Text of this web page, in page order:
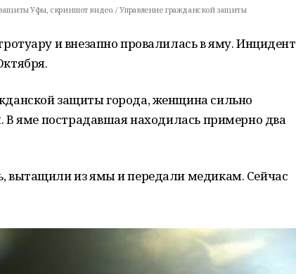
Уфы, скриншот видео. / Управление гражданской защиты
и внезапно провалилась в яму. Инцидент
защиты города, женщина сильно
В яме пострадавшая находилась примерно два
вытащили из ямы и передали медикам. Сейчас